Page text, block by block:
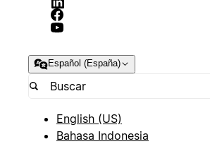
Español (España)
English (US)
Bahasa Indonesia